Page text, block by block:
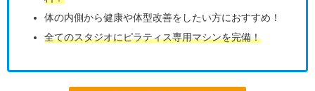
体の内側から健康や体型改善をしたい方におすすめ！
全てのスタジオにピラティス専用マシンを完備！